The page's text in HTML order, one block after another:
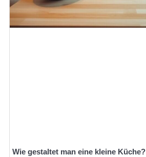
Wie gestaltet man eine kleine Küche?